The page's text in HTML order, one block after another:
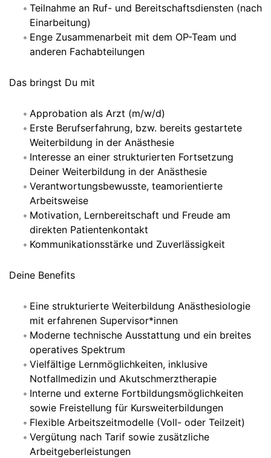
Teilnahme an Ruf- und Bereitschaftsdiensten (nach
Einarbeitung)
Enge Zusammenarbeit mit dem OP-Team und
anderen Fachabteilungen
Das bringst Du mit
Approbation als Arzt (m/w/d)
Erste Berufserfahrung, bzw. bereits gestartete
Weiterbildung in der Anästhesie
Interesse an einer strukturierten Fortsetzung
Deiner Weiterbildung in der Anästhesie
Verantwortungsbewusste, teamorientierte
Arbeitsweise
Motivation, Lernbereitschaft und Freude am
direkten Patientenkontakt
Kommunikationsstärke und Zuverlässigkeit
Deine Benefits
Eine strukturierte Weiterbildung Anästhesiologie
mit erfahrenen Supervisor*innen
Moderne technische Ausstattung und ein breites
operatives Spektrum
Vielfältige Lernmöglichkeiten, inklusive
Notfallmedizin und Akutschmerztherapie
Interne und externe Fortbildungsmöglichkeiten
sowie Freistellung für Kursweiterbildungen
Flexible Arbeitszeitmodelle (Voll- oder Teilzeit)
Vergütung nach Tarif sowie zusätzliche
Arbeitgeberleistungen